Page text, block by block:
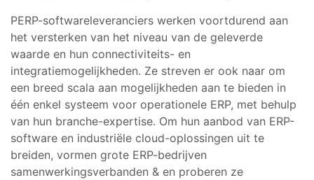
PERP-softwareleveranciers werken voortdurend aan
het versterken van het niveau van de geleverde
waarde en hun connectiviteits- en
integratiemogelijkheden. Ze streven er ook naar om
een breed scala aan mogelijkheden aan te bieden in
één enkel systeem voor operationele ERP, met behulp
van hun branche-expertise. Om hun aanbod van ERP-
software en industriële cloud-oplossingen uit te
breiden, vormen grote ERP-bedrijven
samenwerkingsverbanden & en proberen ze